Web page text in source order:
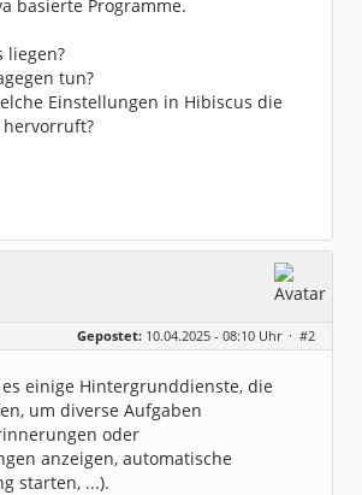
basierte Programme.
liegen?
tun?
Einstellungen in Hibiscus die
Gepostet: 10.04.2025 - 08:10 Uhr · #2
einige Hintergrunddienste, die
um diverse Aufgaben
oder
anzeigen, automatische
starten, ...).